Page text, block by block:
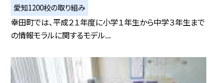
愛知1200校の取り組み
幸田町では、平成２１年度に小学１年生から中学３年生まで
の情報モラルに関するモデル...